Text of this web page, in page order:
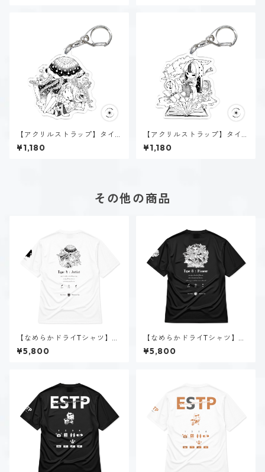
【アクリルストラップ】タイ
プ４-感じる人（ホーリー）
¥1,180
【アクリルストラップ】タイ
プ５-考える人（ホーリー）
¥1,180
その他の商品
【なめらかドライTシャツ】タ
イプ４-感じる人（ホーリー）
｜ホワイト
¥5,800
【なめらかドライTシャツ】タ
イプ８-統べる人（ダーク）｜
ブラック
¥5,800